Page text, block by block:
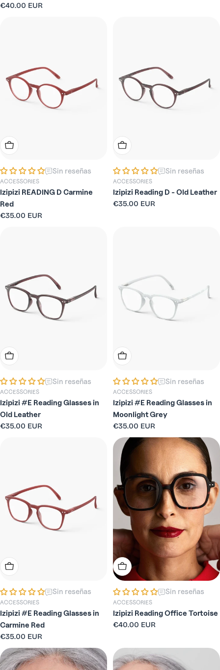
Precio
€40.00 EUR
Elige Opciones
Sin reseñas
ACCESSORIES
Izipizi READING D Carmine
Red
Precio
€35.00 EUR
Elige Opciones
Sin reseñas
ACCESSORIES
Izipizi Reading D - Old Leather
Precio
€35.00 EUR
Elige Opciones
Sin reseñas
ACCESSORIES
Izipizi #E Reading Glasses in
Old Leather
Precio
€35.00 EUR
Elige Opciones
Sin reseñas
ACCESSORIES
Izipizi #E Reading Glasses in
Moonlight Grey
Precio
habitual
€35.00 EUR
Elige Opciones
Sin reseñas
ACCESSORIES
Izipizi #E Reading Glasses in
Carmine Red
Precio
habitual
€35.00 EUR
Elige Opciones
Sin reseñas
ACCESSORIES
Izipizi Reading Office Tortoise
Precio
€40.00 EUR